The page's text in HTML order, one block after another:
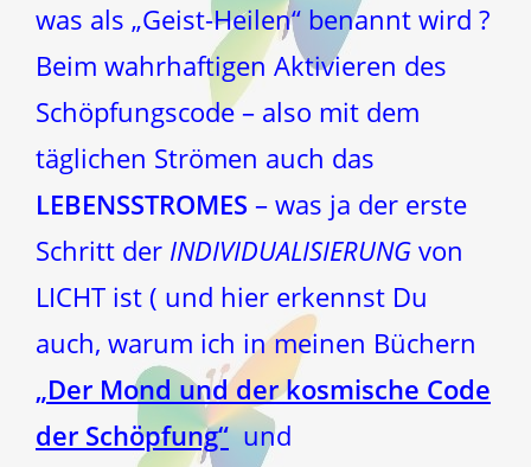
was als „Geist-Heilen“ benannt wird ?
Beim wahrhaftigen Aktivieren des
Schöpfungscode – also mit dem
täglichen Strömen auch das
LEBENSSTROMES – was ja der erste
Schritt der INDIVIDUALISIERUNG von
LICHT ist ( und hier erkennst Du
auch, warum ich in meinen Büchern
„Der Mond und der kosmische Code
der Schöpfung“und